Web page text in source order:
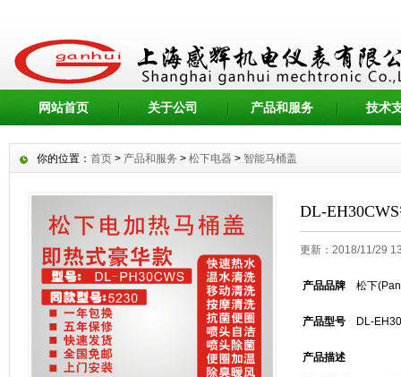
网站首页 关于公司 产品和服务 技术
你的位置： 首页 > 产品和服务 > 松下电器 > 智能马桶盖
DL-
更新：2018/11/29
产品品牌 松下
产品型号 DL-
产品描述